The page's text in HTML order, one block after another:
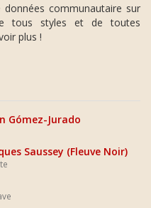
communautaire sur
tous styles et de toutes
plus !
Gómez-Jurado
Saussey (Fleuve Noir)